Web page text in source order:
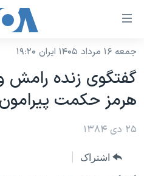
لینکهای
دسترسی
جهش
محتوای
اصلی
صفحه
نسخه سبک وب‌سایت
موضوع ها
ایران
آمریکا
برنامه های تلویزیونی
جدول برنامه ها
جمعه ۱۶ مرداد ۱۴۰۵ ایران ۱۹:۲۰
گفتگوی زنده رامش و
هرمز حکمت پيرامون
۲۵ دی ۱۳۸۴
اشتراک